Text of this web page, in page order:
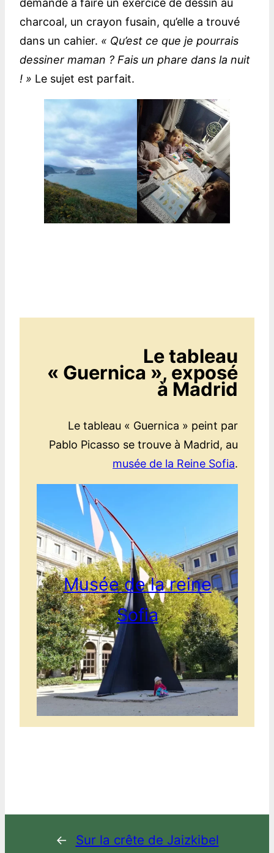
demande à faire un exercice de dessin au
charcoal, un crayon fusain, qu’elle a trouvé
dans un cahier. « Qu’est ce que je pourrais
dessiner maman ? Fais un phare dans la nuit
! » Le sujet est parfait.
Le tableau
« Guernica », exposé
à Madrid
Le tableau « Guernica » peint par
Pablo Picasso se trouve à Madrid, au
musée de la Reine Sofia.
Musée de la reine
Sofia
←
Sur la crête de Jaizkibel